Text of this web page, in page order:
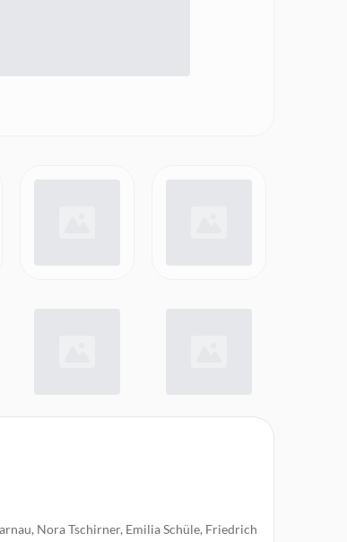
Nora Tschirner, Emilia Schüle, Friedrich